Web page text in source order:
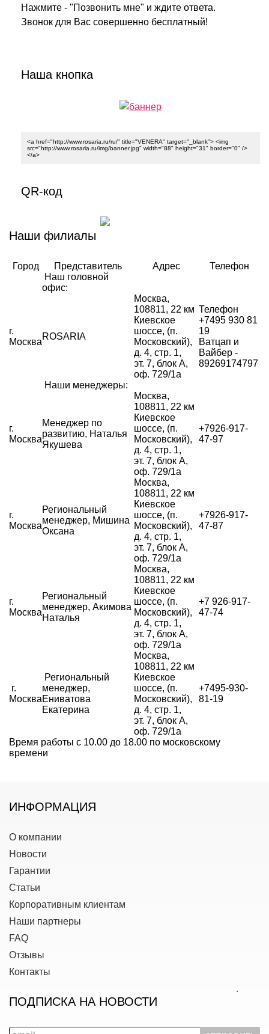
Нажмите - "Позвонить мне" и ждите ответа.
Звонок для Вас совершенно бесплатный!
Наша кнопка
<a href="http://www.rosaria.ru/ru/" title="VENERA" target="_blank"> <img
src="http://www.rosaria.ru/img/banner.jpg" width="88" height="31" border="0" />
</a>
QR-код
Наши филиалы
Город Представитель Адрес
Телефон
Наш головной
офис:
г.
Москва
ROSARIA
Москва,
108811, 22 км
Киевское
шоссе, (п.
Московский),
д. 4, стр. 1,
эт. 7, блок А,
оф. 729/1а
Телефон
+7495 930 81
19
Ватцап и
Вайбер -
89269174797
Наши менеджеры:
г.
Москва
Менеджер по
развитию, Наталья
Якушева
Москва,
108811, 22 км
Киевское
шоссе, (п.
Московский),
д. 4, стр. 1,
эт. 7, блок А,
оф. 729/1а
+7926-917-
47-97
г.
Москва
Региональный
менеджер, Мишина
Оксана
Москва,
108811, 22 км
Киевское
шоссе, (п.
Московский),
д. 4, стр. 1,
эт. 7, блок А,
оф. 729/1а
+7926-917-
47-87
г.
Москва
Региональный
менеджер, Акимова
Наталья
Москва,
108811, 22 км
Киевское
шоссе, (п.
Московский),
д. 4, стр. 1,
эт. 7, блок А,
оф. 729/1а
+7 926-917-
47-74
г.
Москва
Региональный
менеджер,
Ениватова
Екатерина
Москва,
108811, 22 км
Киевское
шоссе, (п.
Московский),
д. 4, стр. 1,
эт. 7, блок А,
оф. 729/1а
+7495-930-
81-19
Время работы с 10.00 до 18.00 по московскому
времени
ИНФОРМАЦИЯ
О компании
Новости
Гарантии
Статьи
Корпоративным клиентам
Наши партнеры
FAQ
Отзывы
Контакты
ПОДПИСКА НА НОВОСТИ